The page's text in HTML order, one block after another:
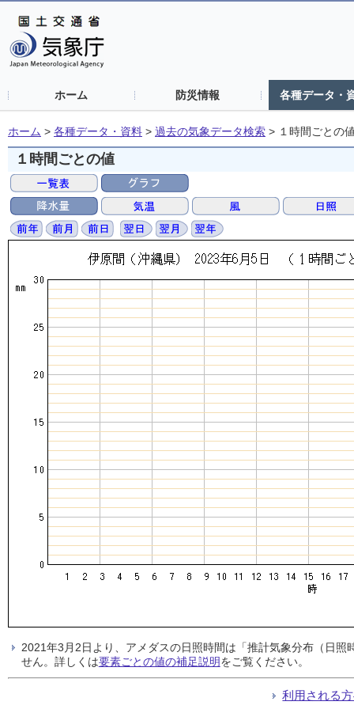
ホーム 防災情報 各種データ・
ホーム > 各種データ・資料 > 過去の気象データ検索 > １時間ごとの
１時間ごとの値
2021年3月2日より、アメダスの日照時間は「推計気象分布（日
せん。詳しくは要素ごとの値の補足説明をご覧ください。
利用される